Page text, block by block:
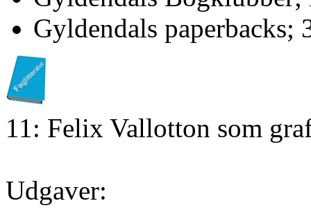
Gyldendals paperbacks;
11: Felix Vallotton som
Udgaver: